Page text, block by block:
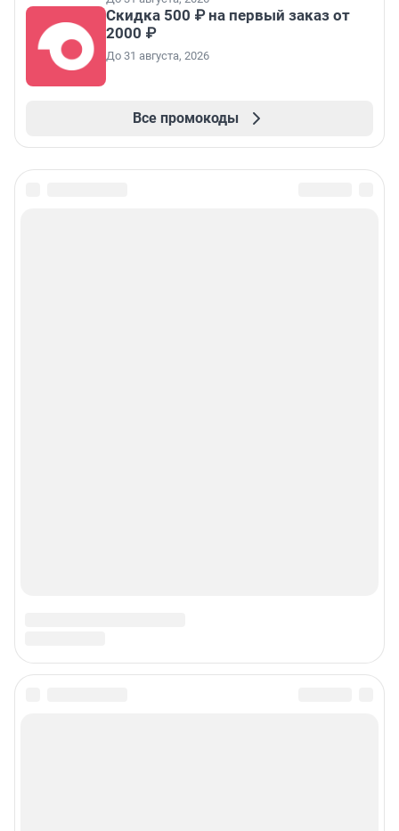
Скидка 500 ₽ на первый заказ от
2000 ₽
До 31 августа, 2026
Все промокоды